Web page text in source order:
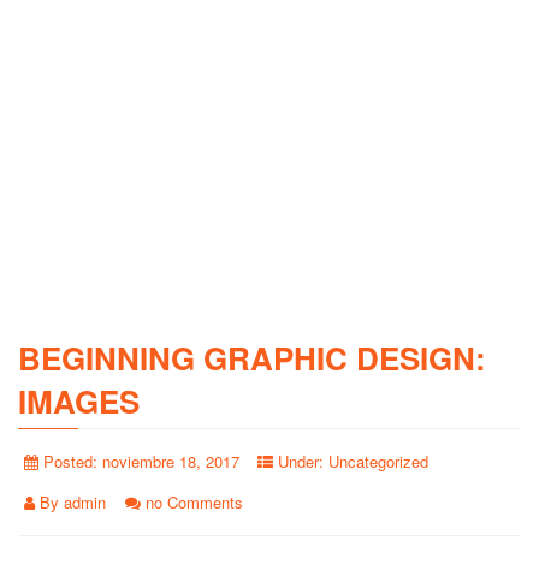
BEGINNING GRAPHIC DESIGN:
IMAGES
Posted: noviembre 18, 2017 Under: Uncategorized
By admin no Comments